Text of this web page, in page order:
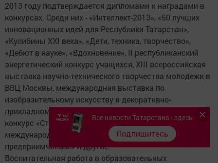
2013 году подтверждается дипломами и наградами в
конкурсах. Среди них - «Интеллект-2013», «50 лучших
инновационных идей для Республики Татарстан»,
«Кулибины XXI века», «Дети, техника, творчество»,
«Дебют в науке», «Вдохновение», II республиканский
энергетический конкурс учащихся, XIII всероссийская
выставка научно-технического творчества молодежи в
ВВЦ Москвы, международная выставка по
изобразительному искусству и декоративно-
прикладному творчеству в Германии, всероссийский
конкурс «Старт социальных инноваций»,
международный конкурс бизнес-планов «Будь
предприимчивым» и другие.
Воспитательная работа в образовательных
Все новости Татарстана - здесь
Подпишитесь